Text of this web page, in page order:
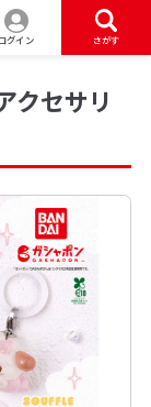
ログイン さがす
セサリ